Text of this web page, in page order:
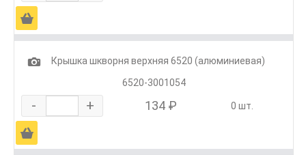
Ä
1
Крышка шкворня верхняя 6520 (алюминиевая)
6520-3001054
- + 134 ₽ 0 шт.
Ä